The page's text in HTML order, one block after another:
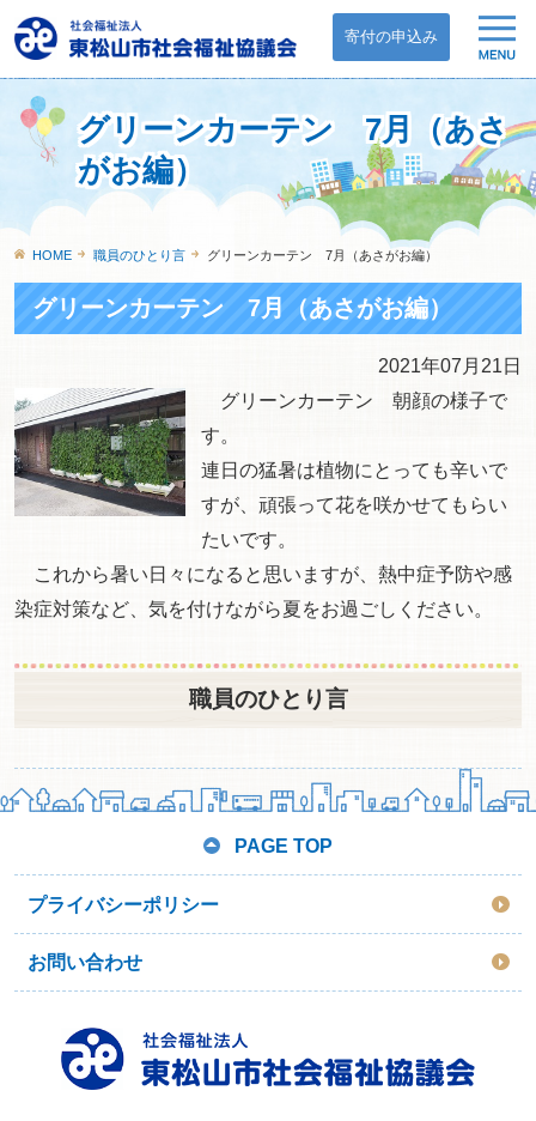
寄付の申込み
グリーンカーテン 7月（あさ
がお編）
HOME 職員のひとり言 グリーンカーテン 7月（あさがお編）
グリーンカーテン 7月（あさがお編）
2021年07月21日
グリーンカーテン 朝顔の様子で
す。
連日の猛暑は植物にとっても辛いで
すが、頑張って花を咲かせてもらい
たいです。
これから暑い日々になると思いますが、熱中症予防や感
染症対策など、気を付けながら夏をお過ごしください。
職員のひとり言
PAGE TOP
プライバシーポリシー
お問い合わせ